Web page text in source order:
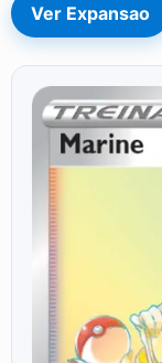
Ver Expansao